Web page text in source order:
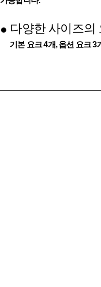
● 다양한 사이즈의
기본 요크 4개, 옵션 요크 3